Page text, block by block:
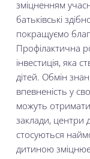
зміцненням
батьківські
покращуємо
Профілактична
інвестиція, яка
дітей. Обмін
впевненість у
можуть
заклади, центри
стосуються
дитиною зміцнює